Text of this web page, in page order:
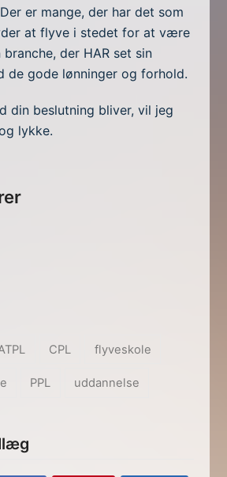
er mange, der har det som
at flyve i stedet for at være
der HAR set sin
de gode lønninger og forhold.
din beslutning bliver, vil jeg
lykke.
CPL flyveskole
PPL uddannelse